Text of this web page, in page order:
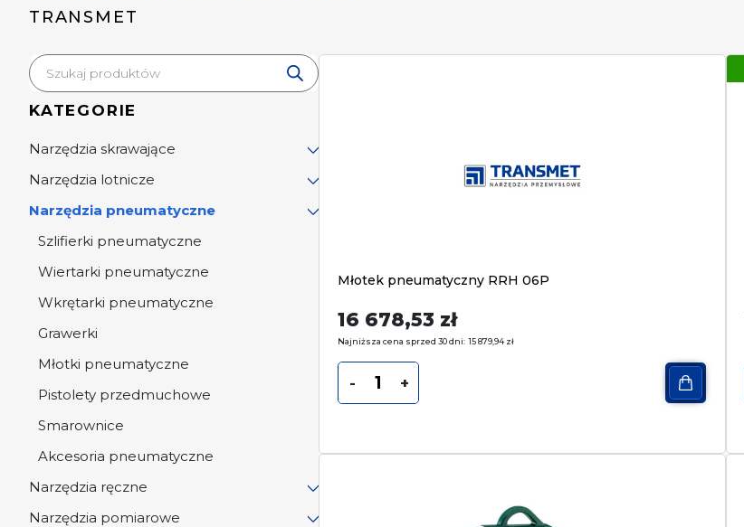
TRANSMET
Wyszukiwarka
produktów
KATEGORIE
Narzędzia skrawające
Narzędzia lotnicze
Narzędzia pneumatyczne
Szlifierki pneumatyczne
Wiertarki pneumatyczne
Wkrętarki pneumatyczne
Grawerki
Młotki pneumatyczne
Pistolety przedmuchowe
Smarownice
Akcesoria pneumatyczne
Narzędzia ręczne
Narzędzia pomiarowe
Młotek pneumatyczny RRH 06P
16 678,53 zł
Najniższa cena sprzed 30 dni:15 879,94 zł
- +